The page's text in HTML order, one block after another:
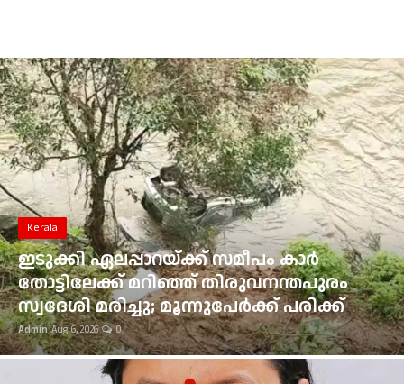
Entertainment
Sports
Food
Gulf News
Loksabha Election 2024
Technology
Health
Jobs Mall
Kerala
ഇടുക്കി ഏലപ്പാറയ്ക്ക് സമീപം കാർ
തോട്ടിലേക്ക് മറിഞ്ഞ് തിരുവനന്തപുരം
സ്വദേശി മരിച്ചു; മൂന്നുപേർക്ക് പരിക്ക്
Admin Aug 6, 2026 0